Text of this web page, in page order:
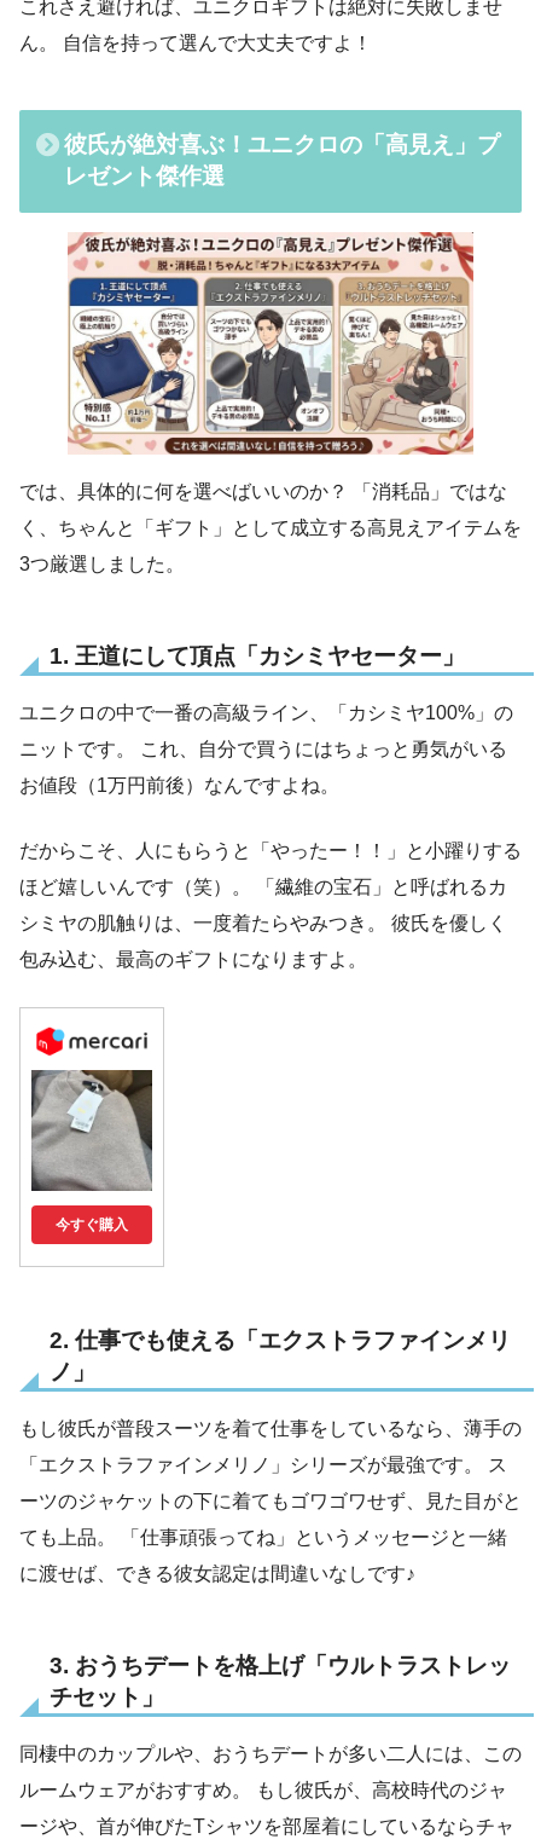
これさえ避ければ、ユニクロギフトは絶対に失敗しませ
ん。 自信を持って選んで大丈夫ですよ！
彼氏が絶対喜ぶ！ユニクロの「高見え」プ
レゼント傑作選
では、具体的に何を選べばいいのか？ 「消耗品」ではな
く、ちゃんと「ギフト」として成立する高見えアイテムを
3つ厳選しました。
1. 王道にして頂点「カシミヤセーター」
ユニクロの中で一番の高級ライン、「カシミヤ100%」の
ニットです。 これ、自分で買うにはちょっと勇気がいる
お値段（1万円前後）なんですよね。
だからこそ、人にもらうと「やったー！！」と小躍りする
ほど嬉しいんです（笑）。 「繊維の宝石」と呼ばれるカ
シミヤの肌触りは、一度着たらやみつき。 彼氏を優しく
包み込む、最高のギフトになりますよ。
今すぐ購入
2. 仕事でも使える「エクストラファインメリ
ノ」
もし彼氏が普段スーツを着て仕事をしているなら、薄手の
「エクストラファインメリノ」シリーズが最強です。 ス
ーツのジャケットの下に着てもゴワゴワせず、見た目がと
ても上品。 「仕事頑張ってね」というメッセージと一緒
に渡せば、できる彼女認定は間違いなしです♪
3. おうちデートを格上げ「ウルトラストレッ
チセット」
同棲中のカップルや、おうちデートが多い二人には、この
ルームウェアがおすすめ。 もし彼氏が、高校時代のジャ
ージや、首が伸びたTシャツを部屋着にしているならチャ